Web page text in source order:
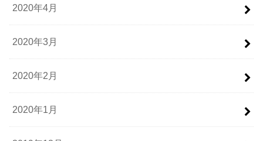
2020年4月
2020年3月
2020年2月
2020年1月